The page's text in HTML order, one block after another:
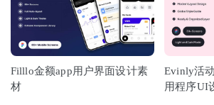
Filllo金额app用户界面设计素
材
Evinly活
用程序UI